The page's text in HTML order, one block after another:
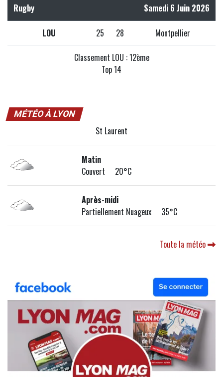
Rugby Samedi 6 Juin 2026
LOU 25 28 Montpellier
Classement LOU : 12ème
Top 14
MÉTÉO À LYON
St Laurent
Matin
Couvert 20°C
Après-midi
Partiellement Nuageux 35°C
Toute la météo